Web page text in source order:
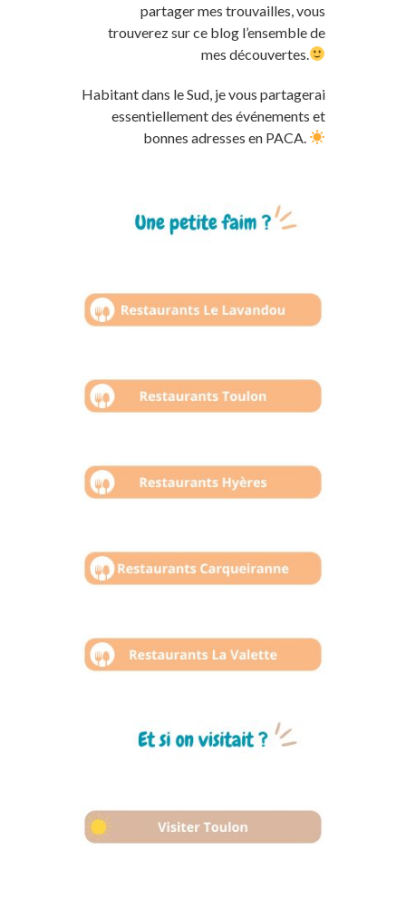
partager mes trouvailles, vous
trouverez sur ce blog l’ensemble de
mes découvertes.
Habitant dans le Sud, je vous partagerai
essentiellement des événements et
bonnes adresses en PACA.